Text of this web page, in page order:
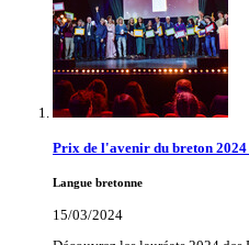
Prix de l'avenir du breton 2024
Langue bretonne
15/03/2024